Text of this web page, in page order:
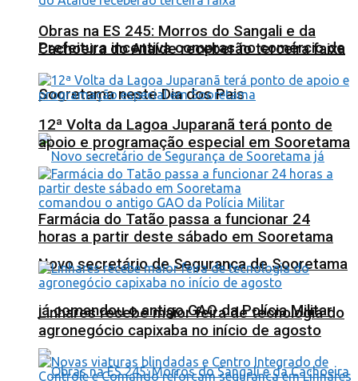
Prefeitura incentiva compras no comércio de
Sooretama neste Dia dos Pais
Novo secretário de Segurança de Sooretama
já comandou o antigo GAO da Polícia Militar
Obras na ES 245: Morros do Sangali e da
Cachoeira do Ataíde receberão terceira faixa
12ª Volta da Lagoa Juparanã terá ponto de
apoio e programação especial em Sooretama
Farmácia do Tatão passa a funcionar 24
horas a partir deste sábado em Sooretama
Linhares recebe maior feira de tecnologia do
agronegócio capixaba no início de agosto